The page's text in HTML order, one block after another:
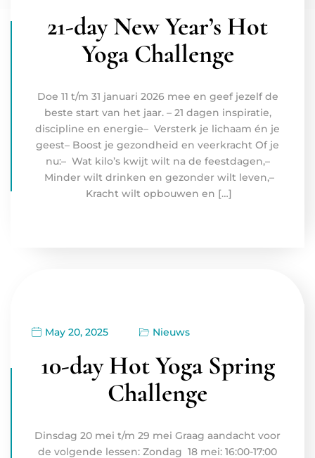
21-day New Year’s Hot
Yoga Challenge
Doe 11 t/m 31 januari 2026 mee en geef jezelf de
beste start van het jaar. – 21 dagen inspiratie,
discipline en energie– Versterk je lichaam én je
geest– Boost je gezondheid en veerkracht Of je
nu:– Wat kilo’s kwijt wilt na de feestdagen,–
Minder wilt drinken en gezonder wilt leven,–
Kracht wilt opbouwen en […]
May 20, 2025 Nieuws
10-day Hot Yoga Spring
Challenge
Dinsdag 20 mei t/m 29 mei Graag aandacht voor
de volgende lessen: Zondag 18 mei: 16:00-17:00